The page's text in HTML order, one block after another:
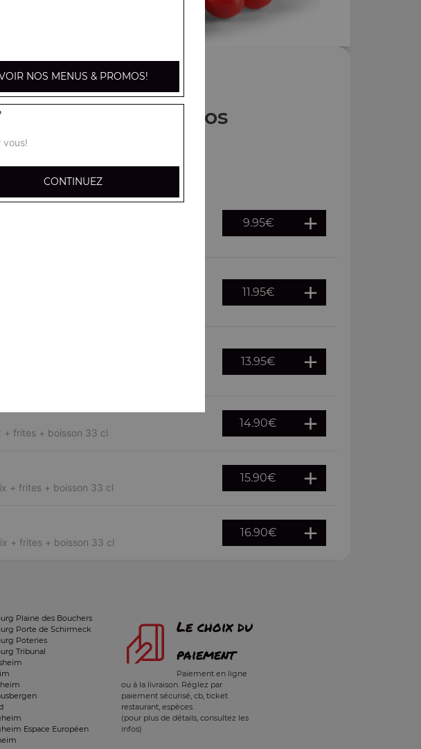
Nos Tacos
9.95€
11.95€
13.95€
+ frites + boisson 33 cl
14.90€
+ frites + boisson 33 cl
15.90€
+ frites + boisson 33 cl
16.90€
Plaine des Bouchers
Porte de Schirmeck
Poteries
Tribunal
Espace Européen
Le choix du
paiement
Paiement en ligne
ou à la livraison. Réglez par
paiement sécurisé, cb, ticket
restaurant, espèces.
(pour plus de détails, consultez les
infos)
NOS MENUS & PROMOS!
vous!
CONTINUEZ